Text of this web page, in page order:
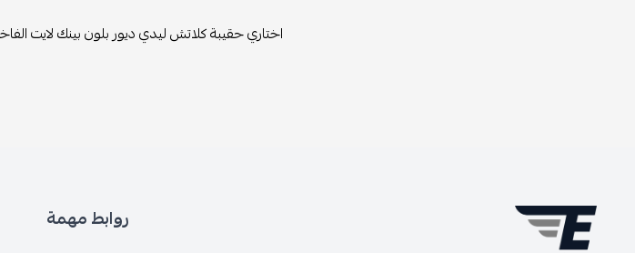
اختاري حقيبة كلاتش ليدي ديور بلون بينك لايت
روابط مهمة